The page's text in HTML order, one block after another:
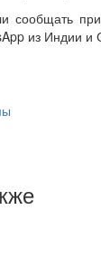
сообщать
из Индии